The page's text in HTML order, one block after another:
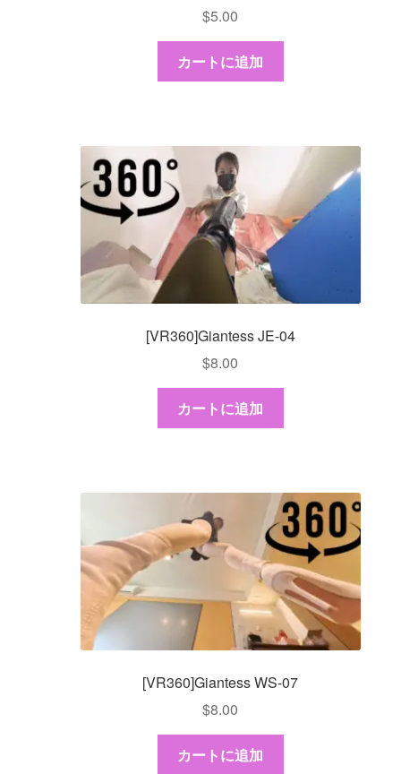
$5.00
カートに追加
[VR360]Giantess JE-04
$8.00
カートに追加
[VR360]Giantess WS-07
$8.00
カートに追加